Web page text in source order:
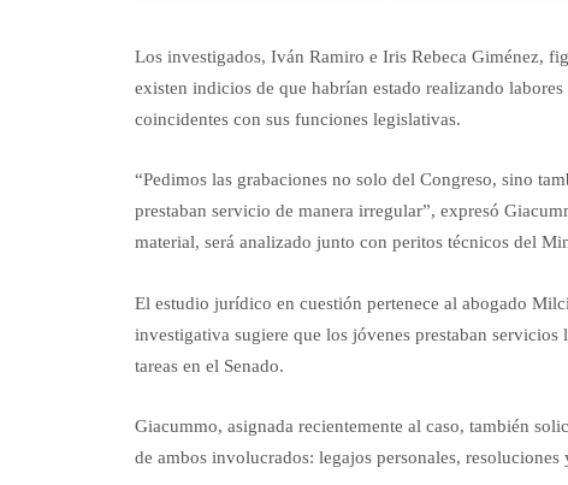
Los investigados, Iván Ramiro e Iris Rebeca Giménez,
existen indicios de que habrían estado realizando
coincidentes con sus funciones legislativas.
“Pedimos las grabaciones no solo del Congreso, sino
prestaban servicio de manera irregular”, expresó
material, será analizado junto con peritos técnicos del
El estudio jurídico en cuestión pertenece al abogado
investigativa sugiere que los jóvenes prestaban
tareas en el Senado.
Giacummo, asignada recientemente al caso, también
de ambos involucrados: legajos personales, resoluciones